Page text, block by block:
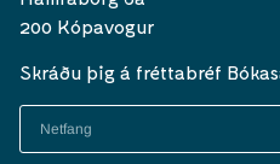
200 Kópavogur
Skráðu þig á fréttabréf